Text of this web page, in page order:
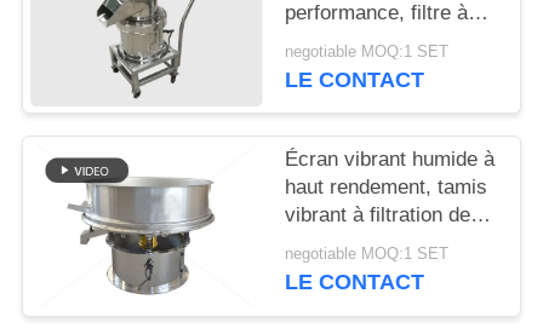
PRIVACY
POLICY
performance, filtre à
vibration 450 portable,
silencieux
negotiable MOQ:1 SET
LE CONTACT
Écran vibrant humide à
haut rendement, tamis
vibrant à filtration de
lisier en céramique
negotiable MOQ:1 SET
LE CONTACT